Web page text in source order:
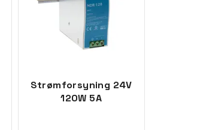
Strømforsyning 24V
120W 5A